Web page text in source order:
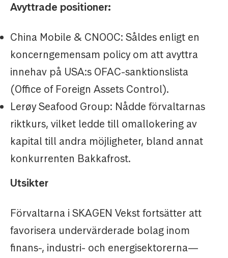
Avyttrade positioner:
China Mobile & CNOOC: Såldes enligt en
koncerngemensam policy om att avyttra
innehav på USA:s OFAC-sanktionslista
(Office of Foreign Assets Control).
Lerøy Seafood Group: Nådde förvaltarnas
riktkurs, vilket ledde till omallokering av
kapital till andra möjligheter, bland annat
konkurrenten Bakkafrost.
Utsikter
Förvaltarna i SKAGEN Vekst fortsätter att
favorisera undervärderade bolag inom
finans-, industri- och energisektorerna—